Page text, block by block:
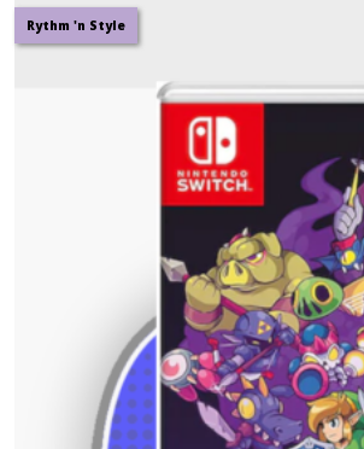
Rythm 'n Style